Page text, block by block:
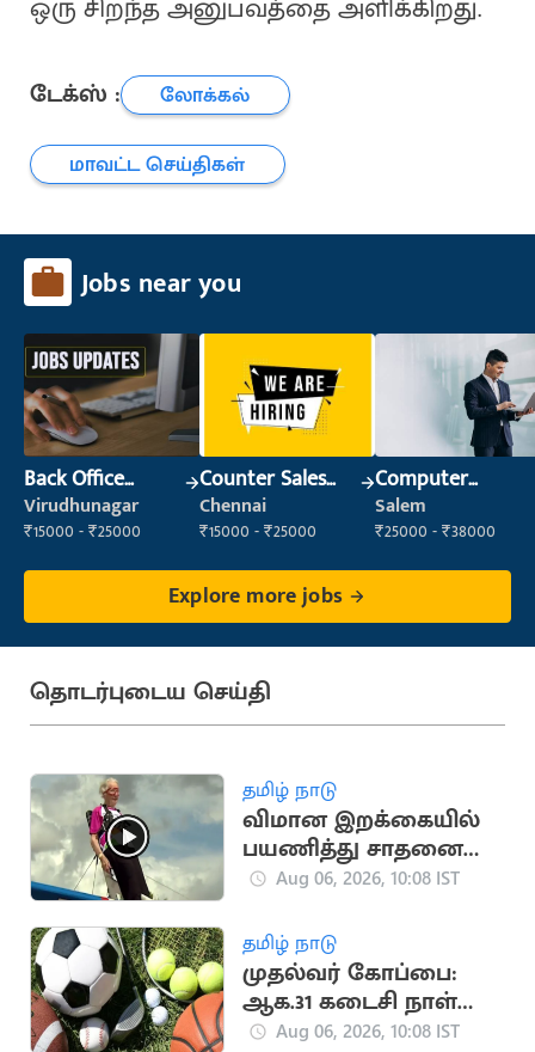
ஒரு சிறந்த அனுபவத்தை அளிக்கிறது.
டேக்ஸ் :
லோக்கல்
மாவட்ட செய்திகள்
Jobs near you
Back Office
Executive
(Administration)
Virudhunagar
₹15000 - ₹25000
Counter Sales
Executive (Retail
Sales)
Chennai
₹15000 - ₹25000
Computer
Operator
Salem
₹25000 - ₹38000
Explore more jobs
தொடர்புடைய செய்தி
தமிழ் நாடு
விமான இறக்கையில்
பயணித்து சாதனை
படைத்த பிரிட்டன்
Aug 06, 2026, 10:08 IST
தமிழ் நாடு
முதல்வர் கோப்பை:
ஆக.31 கடைசி நாள்
என அரசு அறிவிப்பு
Aug 06, 2026, 10:08 IST